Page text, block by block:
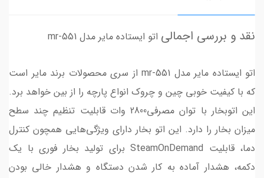
نقد و بررسی اجمالی اتو ایستاده مایر مدل mr-551
اتو ایستاده مایر مدل mr-551 از سری محصولات برند مایر است
که با کیفیت خوبی چین و چروک انواع پارچه را از بین خواهد برد.
این اتوبخار با توان مصرفی2800 وات قابلیت تنظیم چند سطح
میزان بخار را دارد. این اتو بخار دارای ویژگی‌هایی همچون کنترل
دما، قابلیت SteamOnDemand برای تولید بخار فوری با یک
دکمه، هشدار آماده به کار شدن دستگاه و هشدار خالی بودن